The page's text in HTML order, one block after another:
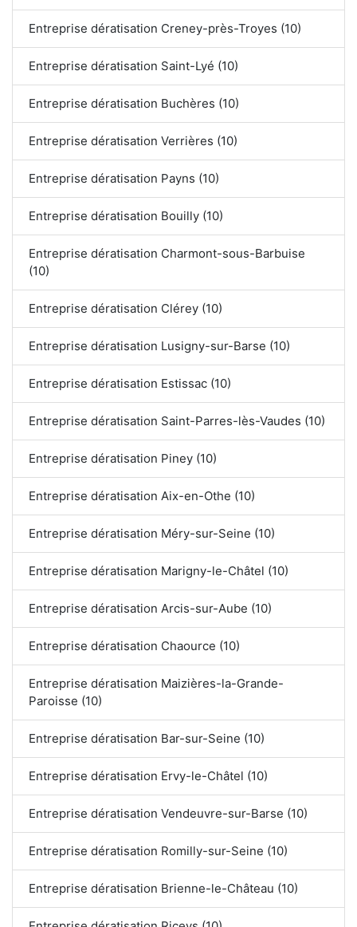
Entreprise dératisation Creney-près-Troyes (10)
Entreprise dératisation Saint-Lyé (10)
Entreprise dératisation Buchères (10)
Entreprise dératisation Verrières (10)
Entreprise dératisation Payns (10)
Entreprise dératisation Bouilly (10)
Entreprise dératisation Charmont-sous-Barbuise
(10)
Entreprise dératisation Clérey (10)
Entreprise dératisation Lusigny-sur-Barse (10)
Entreprise dératisation Estissac (10)
Entreprise dératisation Saint-Parres-lès-Vaudes (10)
Entreprise dératisation Piney (10)
Entreprise dératisation Aix-en-Othe (10)
Entreprise dératisation Méry-sur-Seine (10)
Entreprise dératisation Marigny-le-Châtel (10)
Entreprise dératisation Arcis-sur-Aube (10)
Entreprise dératisation Chaource (10)
Entreprise dératisation Maizières-la-Grande-
Paroisse (10)
Entreprise dératisation Bar-sur-Seine (10)
Entreprise dératisation Ervy-le-Châtel (10)
Entreprise dératisation Vendeuvre-sur-Barse (10)
Entreprise dératisation Romilly-sur-Seine (10)
Entreprise dératisation Brienne-le-Château (10)